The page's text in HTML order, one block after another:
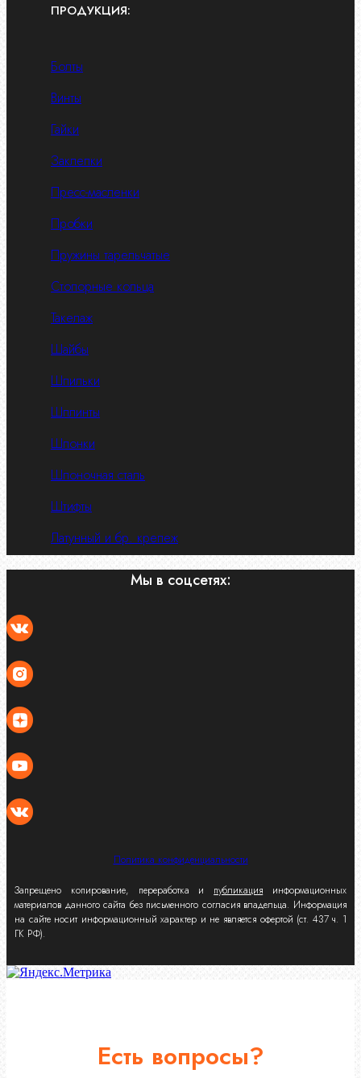
ПРОДУКЦИЯ:
Болты
Винты
Гайки
Заклепки
Пресс-масленки
Пробки
Пружины тарельчатые
Стопорные кольца
Такелаж
Шайбы
Шпильки
Шплинты
Шпонки
Шпоночная сталь
Штифты
Латунный и бр. крепеж
Мы в соцсетях:
Политика конфиденциальности
Запрещено копирование, переработка и публикация информационных
материалов данного сайта без письменного согласия владельца. Информация
на сайте носит информационный характер и не является офертой (ст. 437 ч. 1
ГК РФ).
Есть вопросы?